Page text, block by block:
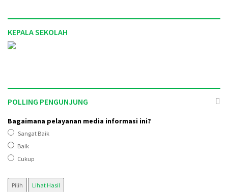
KEPALA SEKOLAH
POLLING PENGUNJUNG
Bagaimana pelayanan media informasi ini?
Sangat Baik
Baik
Cukup
Pilih Lihat Hasil